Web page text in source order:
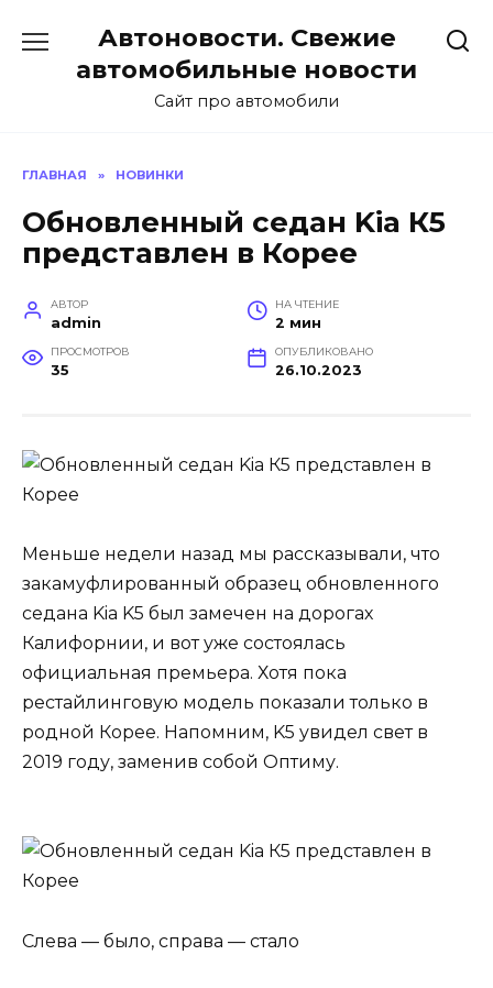
содержанию
Автоновости. Свежие
автомобильные новости
Сайт про автомобили
ГЛАВНАЯ » НОВИНКИ
Обновленный седан Kia К5
представлен в Корее
АВТОР
admin
НА ЧТЕНИЕ
2 мин
ПРОСМОТРОВ
35
ОПУБЛИКОВАНО
26.10.2023
Меньше недели назад мы рассказывали, что
закамуфлированный образец обновленного
седана Kia K5 был замечен на дорогах
Калифорнии, и вот уже состоялась
официальная премьера. Хотя пока
рестайлинговую модель показали только в
родной Корее. Напомним, K5 увидел свет в
2019 году, заменив собой Оптиму.
Слева — было, справа — стало